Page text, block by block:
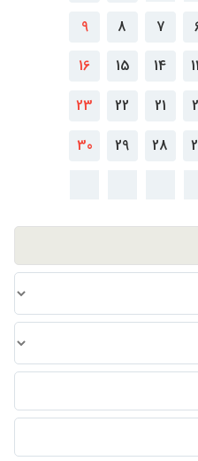
7
8
9
14
15
16
21
22
23
28
29
30